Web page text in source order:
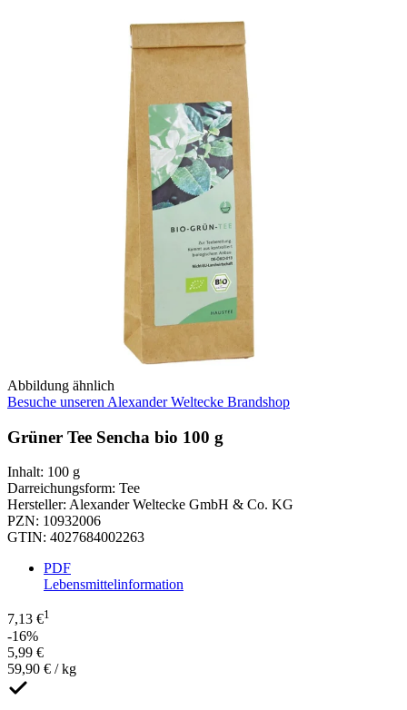
Abbildung ähnlich
Besuche unseren Alexander Weltecke Brandshop
Grüner Tee Sencha bio 100 g
Inhalt: 100 g
Darreichungsform: Tee
Hersteller: Alexander Weltecke GmbH & Co. KG
PZN: 10932006
GTIN: 4027684002263
PDF
Lebensmittelinformation
7,13 €1
-16%
5,99 €
59,90 € / kg